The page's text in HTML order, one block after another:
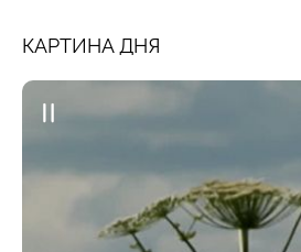
КАРТИНА ДНЯ